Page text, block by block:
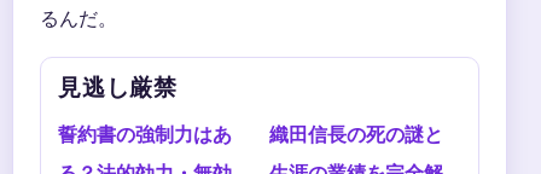
るんだ。
見逃し厳禁
誓約書の強制力はあ
織田信長の死の謎と